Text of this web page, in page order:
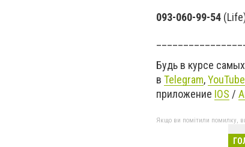
093-060-99-54
Будь в курсе
в Telegram,YouTube
приложение IOS /
Якщо ви помітили помилку,